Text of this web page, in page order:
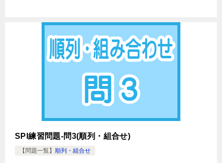
SPI練習問題-問3(順列・組合せ)
【問題一覧】 順列・組合せ